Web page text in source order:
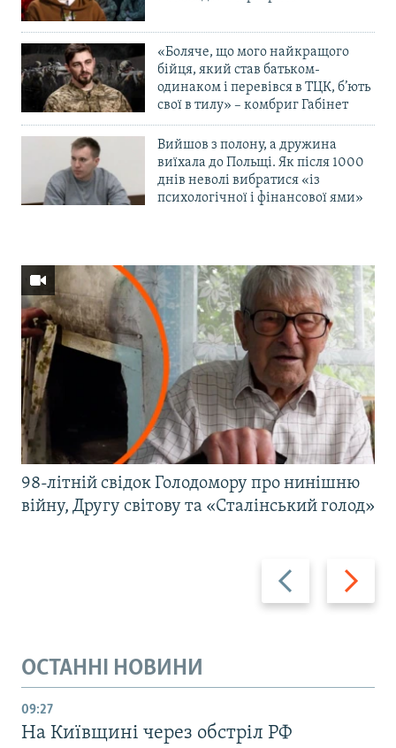
«Боляче, що мого найкращого
бійця, який став батьком-
одинаком і перевівся в ТЦК, б’ють
свої в тилу» – комбриг Габінет
Вийшов з полону, а дружина
виїхала до Польщі. Як після 1000
днів неволі вибратися «із
психологічної і фінансової ями»
Назад Вперед
98-літній свідок Голодомору про нинішню
війну, Другу світову та «Сталінський голод»
ОСТАННІ НОВИНИ
09:27
На Київщині через обстріл РФ